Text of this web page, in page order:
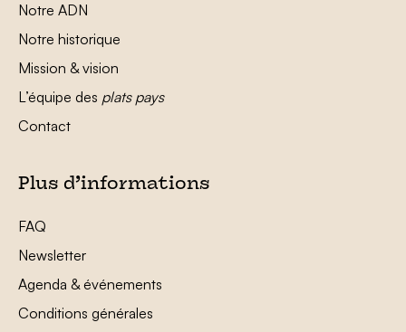
Notre ADN
Notre historique
Mission & vision
L’équipe des plats pays
Contact
Plus d’informations
FAQ
Newsletter
Agenda & événements
Conditions générales